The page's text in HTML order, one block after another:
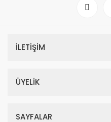
İLETİŞİM
ÜYELİK
SAYFALAR